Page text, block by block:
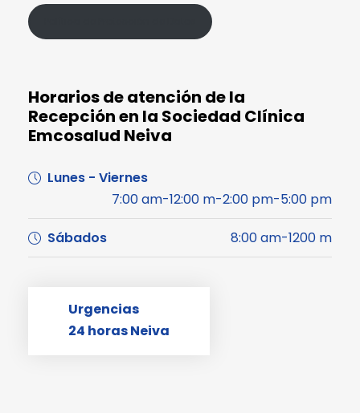
Horarios de atención de la
Recepción en la Sociedad Clínica
Emcosalud Neiva
Lunes - Viernes
7:00 am-12:00 m-2:00 pm-5:00 pm
Sábados 8:00 am-1200 m
Urgencias
24 horas Neiva